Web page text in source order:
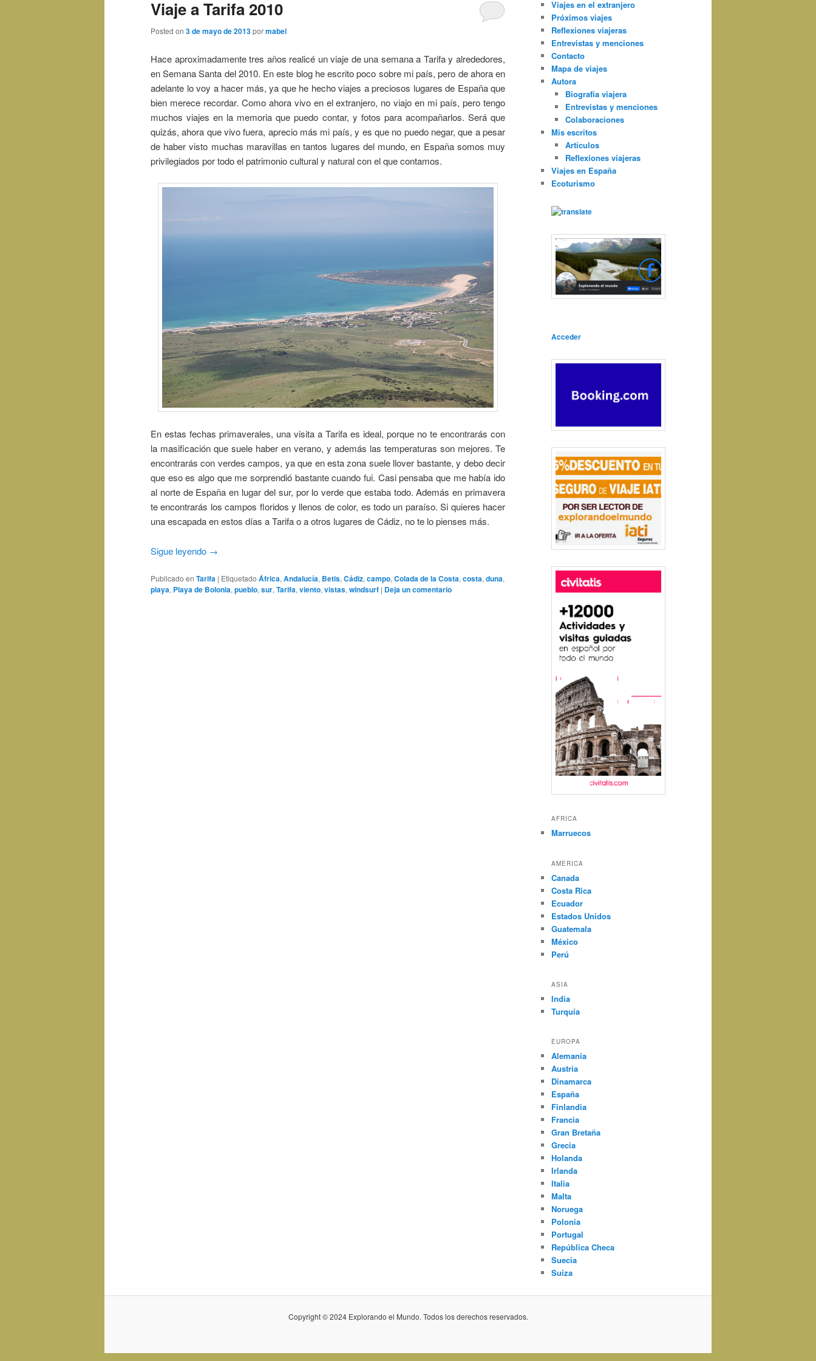
Viaje a Tarifa 2010
Posted on 3 de mayo de 2013pormabel
Hace aproximadamente tres años realicé un viaje de una semana a Tarifa y alrededores,
en Semana Santa del 2010. En este blog he escrito poco sobre mi país, pero de ahora en
adelante lo voy a hacer más, ya que he hecho viajes a preciosos lugares de España que
bien merece recordar. Como ahora vivo en el extranjero, no viajo en mi país, pero tengo
muchos viajes en la memoria que puedo contar, y fotos para acompañarlos. Será que
quizás, ahora que vivo fuera, aprecio más mi país, y es que no puedo negar, que a pesar
de haber visto muchas maravillas en tantos lugares del mundo, en España somos muy
privilegiados por todo el patrimonio cultural y natural con el que contamos.
En estas fechas primaverales, una visita a Tarifa es ideal, porque no te encontrarás con
la masificación que suele haber en verano, y además las temperaturas son mejores. Te
encontrarás con verdes campos, ya que en esta zona suele llover bastante, y debo decir
que eso es algo que me sorprendió bastante cuando fui. Casi pensaba que me había ido
al norte de España en lugar del sur, por lo verde que estaba todo. Además en primavera
te encontrarás los campos floridos y llenos de color, es todo un paraíso. Si quieres hacer
una escapada en estos días a Tarifa o a otros lugares de Cádiz, no te lo pienses más.
Sigue leyendo →
Publicado en Tarifa | Etiquetado África, Andalucía, Betis, Cádiz, campo, Colada de la Costa, costa, duna,
playa, Playa de Bolonia, pueblo, sur, Tarifa, viento, vistas, windsurf | Deja un comentario
Viajes en el extranjero
Próximos viajes
Reflexiones viajeras
Entrevistas y menciones
Contacto
Mapa de viajes
Autora
Biografía viajera
Entrevistas y menciones
Colaboraciones
Mis escritos
Artículos
Reflexiones viajeras
Viajes en España
Ecoturismo
Acceder
AFRICA
Marruecos
AMERICA
Canada
Costa Rica
Ecuador
Estados Unidos
Guatemala
México
Perú
ASIA
India
Turquía
EUROPA
Alemania
Austria
Dinamarca
España
Finlandia
Francia
Gran Bretaña
Grecia
Holanda
Irlanda
Italia
Malta
Noruega
Polonia
Portugal
República Checa
Suecia
Suiza
Copyright © 2024 Explorando el Mundo. Todos los derechos reservados.